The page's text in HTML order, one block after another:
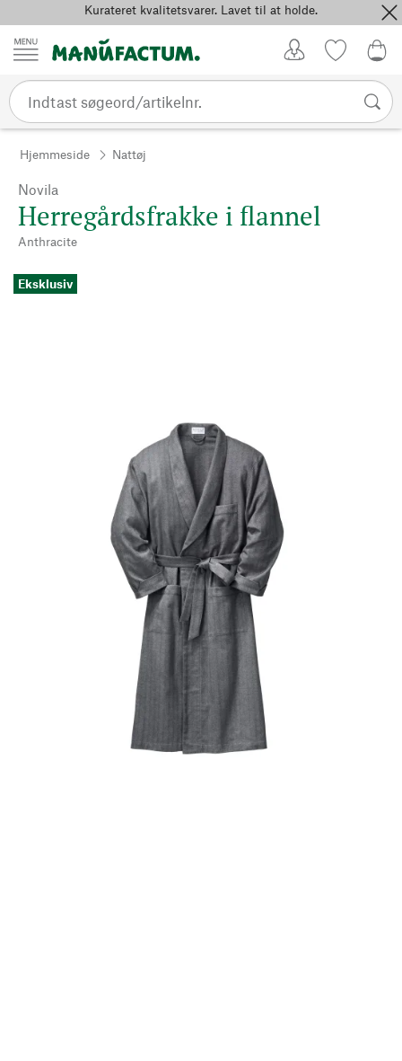
Spring til indholdKurateret kvalitetsvarer. Lavet til at holde.
Hjemmeside Nattøj
Novila
Herregårdsfrakke i flannel
Anthracite
Eksklusiv